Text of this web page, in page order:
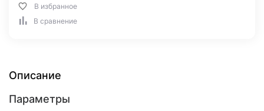
В избранное
В сравнение
Описание
Параметры